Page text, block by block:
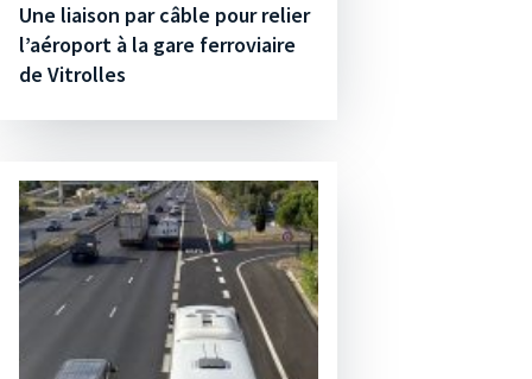
Une liaison par câble pour relier
l’aéroport à la gare ferroviaire
de Vitrolles